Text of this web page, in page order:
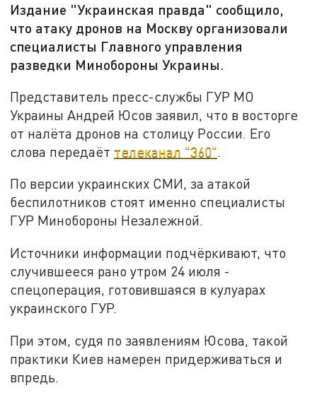
Издание "Украинская правда" сообщило,
что атаку дронов на Москву организовали
специалисты Главного управления
разведки Минобороны Украины.
Представитель пресс-службы ГУР МО
Украины Андрей Юсов заявил, что в восторге
от налёта дронов на столицу России. Его
слова передаёт телеканал "360".
По версии украинских СМИ, за атакой
беспилотников стоят именно специалисты
ГУР Минобороны Незалежной.
Источники информации подчёркивают, что
случившееся рано утром 24 июля -
спецоперация, готовившаяся в кулуарах
украинского ГУР.
При этом, судя по заявлениям Юсова, такой
практики Киев намерен придерживаться и
впредь.